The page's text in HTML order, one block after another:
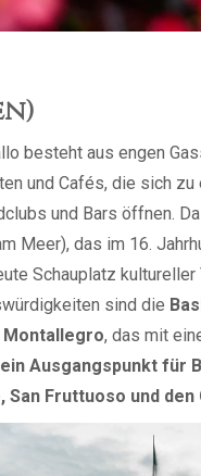
besteht aus engen
und Cafés, die sich zu
und Bars öffnen.
Meer), das im 16.
Schauplatz kultureller
sind die
Montallegro, das mit
Ausgangspunkt für
Fruttuoso und den